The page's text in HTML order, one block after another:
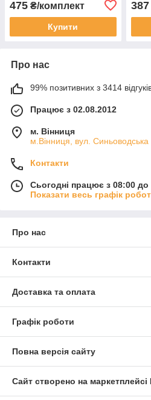
475 ₴/комплект
Купити
387
Про нас
99% позитивних з 3414
Працює з 02.08.2012
м. Вінниця
м.Вінниця, вул. Синьоводська
Контакти
Сьогодні працює з 08:00 до
Показати весь графік
Про нас
Контакти
Доставка та оплата
Графік роботи
Повна версія сайту
Сайт створено на маркетплейсі